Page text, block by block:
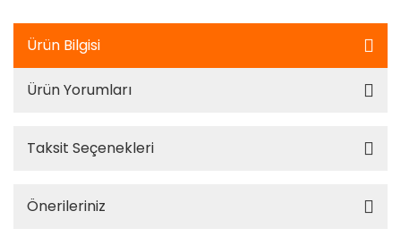
Ürün Bilgisi
Ürün Yorumları
Taksit Seçenekleri
Önerileriniz